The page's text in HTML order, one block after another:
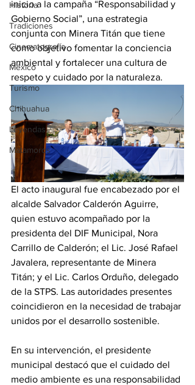
Historia
Tradiciones
Cinematografía
México
Turismo
Chihuahua
Leyendas
Matamoros
inicio a la campaña “Responsabilidad y
Gobierno Social”, una estrategia
conjunta con Minera Titán que tiene
como objetivo fomentar la conciencia
ambiental y fortalecer una cultura de
respeto y cuidado por la naturaleza.
El acto inaugural fue encabezado por el
alcalde Salvador Calderón Aguirre,
quien estuvo acompañado por la
presidenta del DIF Municipal, Nora
Carrillo de Calderón; el Lic. José Rafael
Javalera, representante de Minera
Titán; y el Lic. Carlos Orduño, delegado
de la STPS. Las autoridades presentes
coincidieron en la necesidad de trabajar
unidos por el desarrollo sostenible.
En su intervención, el presidente
municipal destacó que el cuidado del
medio ambiente es una responsabilidad